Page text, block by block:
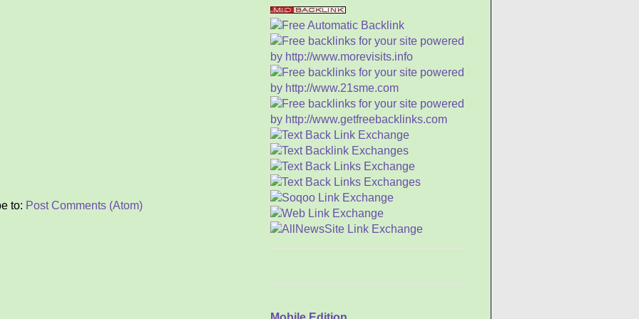
to: Post Comments (Atom)
Makna Tahun Baru Yin Li
(Sien Cia) Bagi Umat
Agama...
Imlek & Sistem Lunisolar
Kisah Batu Pualam
Pergi Ke Sawah Untuk
Menggali Uang Perak
Ikan dan Kera
Tradisi Memberikan
Angpao
Mengetik Membuat Anak
Menjadi Lebih Bodoh?
"Nasihat" Seekor Beruang